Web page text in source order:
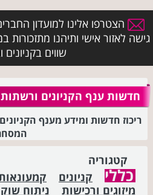
הצטרפו אלינו למועדון
גישה לאזור אישי ותיהנו מתזכורות
שווים בקניונים
חדשות ענף הקניונים
ריכוז חדשות ומידע מענף
קטגוריה
כללי קניונים
מיזוגים ורכישות
ניתוח שוק